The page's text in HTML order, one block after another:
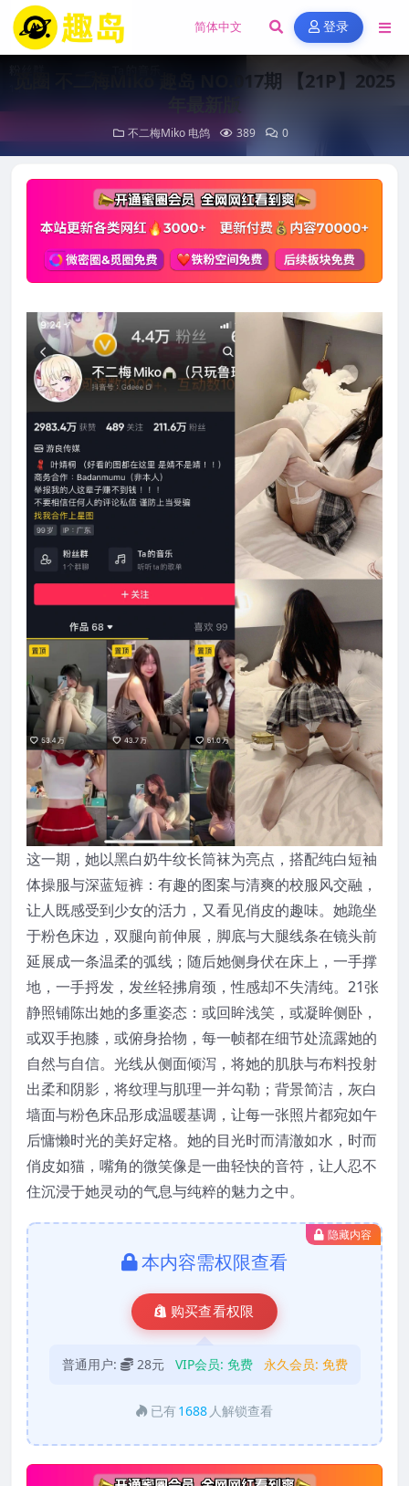
登录
觅圈 不二梅Miko 趣岛 NO.017期 【21P】2025
年最新版
不二梅Miko 电鸽 389 0
这一期，她以黑白奶牛纹长筒袜为亮点，搭配纯白短袖
体操服与深蓝短裤：有趣的图案与清爽的校服风交融，
让人既感受到少女的活力，又看见俏皮的趣味。她跪坐
于粉色床边，双腿向前伸展，脚底与大腿线条在镜头前
延展成一条温柔的弧线；随后她侧身伏在床上，一手撑
地，一手捋发，发丝轻拂肩颈，性感却不失清纯。21张
静照铺陈出她的多重姿态：或回眸浅笑，或凝眸侧卧，
或双手抱膝，或俯身拾物，每一帧都在细节处流露她的
自然与自信。光线从侧面倾泻，将她的肌肤与布料投射
出柔和阴影，将纹理与肌理一并勾勒；背景简洁，灰白
墙面与粉色床品形成温暖基调，让每一张照片都宛如午
后慵懒时光的美好定格。她的目光时而清澈如水，时而
俏皮如猫，嘴角的微笑像是一曲轻快的音符，让人忍不
住沉浸于她灵动的气息与纯粹的魅力之中。
隐藏内容
本内容需权限查看
购买查看权限
普通用户: 28元 VIP会员: 免费 永久会员: 免费
已有 1688 人解锁查看